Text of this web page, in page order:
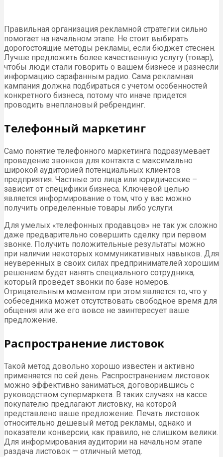
Правильная организация рекламной стратегии сильно
помогает на начальном этапе. Не стоит выбирать
дорогостоящие методы рекламы, если бюджет стеснен.
Лучше предложить более качественную услугу (товар),
чтобы люди стали говорить о вашем бизнесе и разнесли
информацию сарафанным радио. Сама рекламная
кампания должна подбираться с учетом особенностей
конкретного бизнеса, потому что иначе придется
проводить внеплановый ребрендинг.
Телефонный маркетинг
Само понятие телефонного маркетинга подразумевает
проведение звонков для контакта с максимально
широкой аудиторией потенциальных клиентов
предприятия. Частные это лица или юридические –
зависит от специфики бизнеса. Ключевой целью
является информирование о том, что у вас можно
получить определенные товары либо услуги.
Для умелых «телефонных продавцов» не так уж сложно
даже предварительно совершить сделку при первом
звонке. Получить положительные результаты можно
при наличии некоторых коммуникативных навыков. Для
неуверенных в своих силах предпринимателей хорошим
решением будет нанять специального сотрудника,
который проведет звонки по базе номеров.
Отрицательным моментом при этом является то, что у
собеседника может отсутствовать свободное время для
общения или же его вовсе не заинтересует ваше
предложение.
Распространение листовок
Такой метод довольно хорошо известен и активно
применяется по сей день. Распространением листовок
можно эффективно заниматься, договорившись с
руководством супермаркета. В таких случаях на кассе
покупателю предлагают листовку, на которой
представлено ваше предложение. Печать листовок
относительно дешевый метод рекламы, однако и
показатели конверсии, как правило, не слишком велики.
Для информирования аудитории на начальном этапе
раздача листовок — отличный метод.